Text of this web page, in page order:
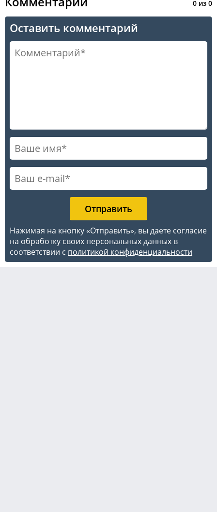
0 из 0
Оставить комментарий
Нажимая на кнопку «Отправить», вы даете согласие
на обработку своих персональных данных в
соответствии с политикой конфиденциальности